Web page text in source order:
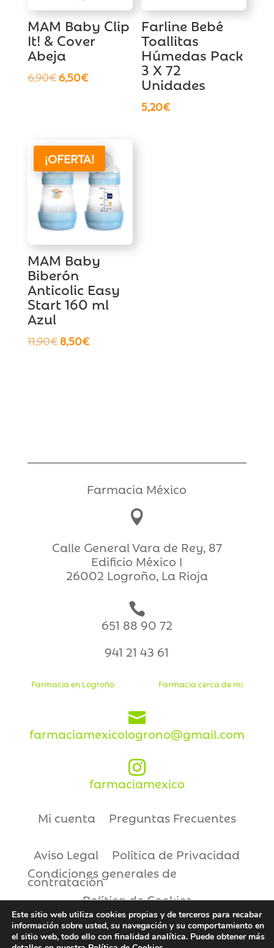
MAM Baby Clip
It! & Cover
Abeja
6,90€ El
6,50€El
Farline Bebé
Toallitas
Húmedas Pack
3 X 72
Unidades
5,20€
¡OFERTA!
MAM Baby
Biberón
Anticolic Easy
Start 160 ml
Azul
11,90€ El
8,50€El
Farmacia México

Calle General Vara de Rey, 87
Edificio México I
26002 Logroño, La Rioja

651 88 90 72
941 21 43 61
Farmacia en Logroño Farmacia cerca de mi

farmaciamexicologrono@gmail.com

farmaciamexico
Mi cuenta Preguntas Frecuentes
Aviso Legal
Política de Privacidad
Condiciones generales de
contratación
Política de Cookies
Copyright © 2021 | Farmacia México
Este sitio web utiliza cookies propias y de terceros para recabar
información sobre usted, su navegación y su comportamiento en
el sitio web, todo ello con finalidad analítica. Puede obtener más